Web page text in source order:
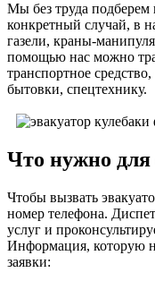
Мы без труда подберем
конкретный случай, в
газели, краны-
помощью нас можно
транспортное
бытовки, спецтехнику.
Что нужно
Чтобы вызвать
номер телефона.
услуг и
Информация, которую
заявки: